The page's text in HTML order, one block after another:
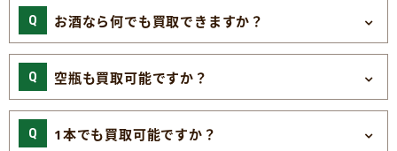
お酒なら何でも買取できますか？
空瓶も買取可能ですか？
1本でも買取可能ですか？